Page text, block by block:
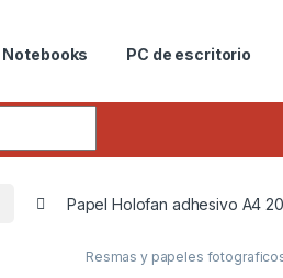
Notebooks PC de escritorio
Papel Holofan adhesivo A4
Resmas y papeles